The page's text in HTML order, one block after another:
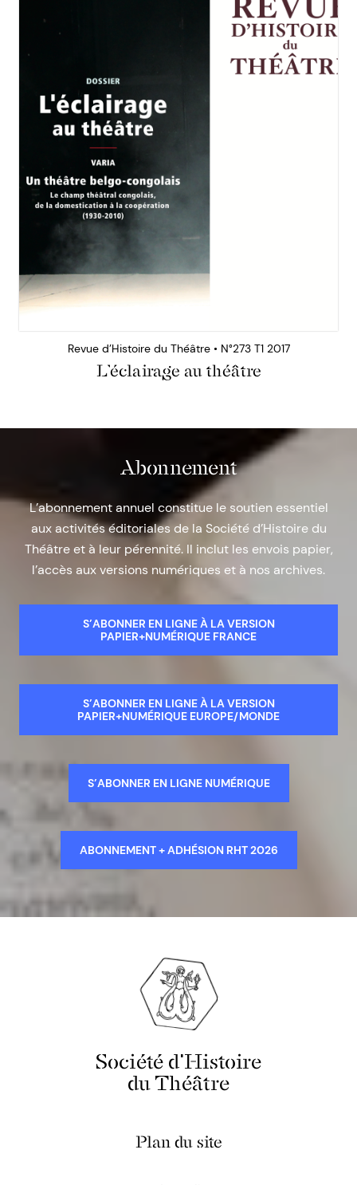
Revue d’Histoire du Théâtre • N°273 T1 2017
L’éclairage au théâtre
Abonnement
L’abonnement annuel constitue le soutien essentiel
aux activités éditoriales de la Société d’Histoire du
Théâtre et à leur pérennité. Il inclut les envois papier,
l’accès aux versions numériques et à nos archives.
S’ABONNER EN LIGNE À LA VERSION
PAPIER+NUMÉRIQUE FRANCE
S’ABONNER EN LIGNE À LA VERSION
PAPIER+NUMÉRIQUE EUROPE/MONDE
S’ABONNER EN LIGNE NUMÉRIQUE
ABONNEMENT + ADHÉSION RHT 2026
Société d'Histoire
du Théâtre
Plan du site